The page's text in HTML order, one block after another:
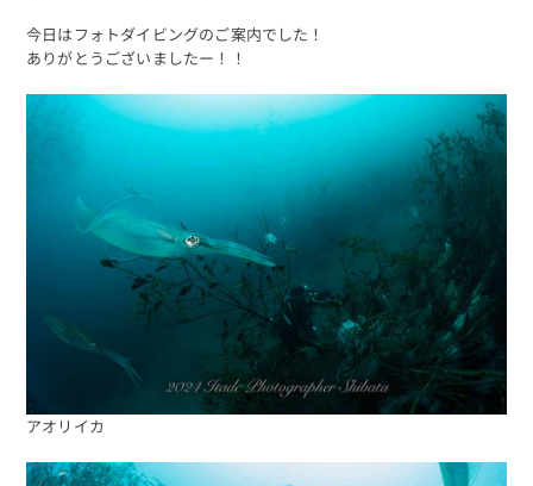
今日はフォトダイビングのご案内でした！
ありがとうございましたー！！
アオリイカ